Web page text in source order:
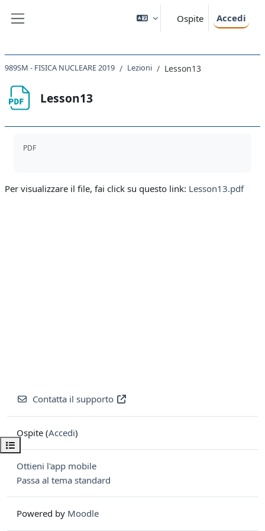
Ospite Accedi
Apri indice del corso
989SM - FISICA NUCLEARE 2019 Lezioni Lesson13
Lesson13
PDF
Per visualizzare il file, fai click su questo link: Lesson13.pdf
Contatta il supporto
Ospite (Accedi)
Ottieni l'app mobile
Passa al tema standard
Powered by Moodle